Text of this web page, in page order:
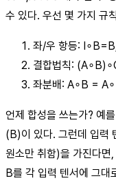
수 있다. 우선 몇 가지 규
좌/우 항등:
결합법칙:
좌분배: A∘B =
언제 합성을 쓰는가? 예
(B)이 있다. 그런데 입력
원소만 취함)을 가진다면
B를 각 입력 텐서에 그대